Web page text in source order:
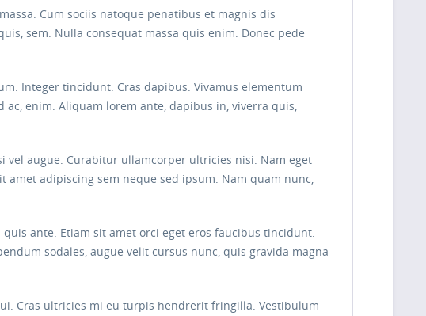
Cum sociis natoque penatibus et magnis dis
sem. Nulla consequat massa quis enim. Donec pede
Integer tincidunt. Cras dapibus. Vivamus elementum
enim. Aliquam lorem ante, dapibus in, viverra quis,
augue. Curabitur ullamcorper ultricies nisi. Nam eget
adipiscing sem neque sed ipsum. Nam quam nunc,
ante. Etiam sit amet orci eget eros faucibus tincidunt.
sodales, augue velit cursus nunc, quis gravida magna
Cras ultricies mi eu turpis hendrerit fringilla. Vestibulum